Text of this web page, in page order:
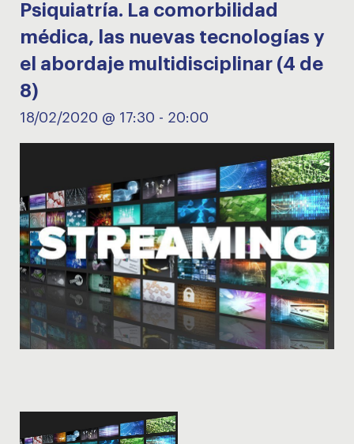
Psiquiatría. La comorbilidad
médica, las nuevas tecnologías y
el abordaje multidisciplinar (4 de
8)
18/02/2020 @ 17:30 - 20:00